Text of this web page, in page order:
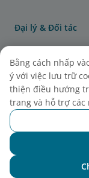
Đại lý & Đối tác
Vận Tải Hàng Hóa
Giải
Bằng cách nhấp
ý với việc lưu trữ
thiện điều hướng
trang và hỗ trợ